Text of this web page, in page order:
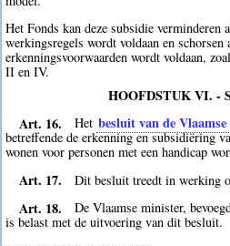
Het Fonds kan deze subsidie verminderen
werkingsregels wordt voldaan en
erkenningsvoorwaarden wordt voldaan,
II en IV.
HOOFDSTUK VI. -
Art. 16.
Het besluit van de
betreffende de erkenning en subsidiëring
wonen voor personen met een handicap
Art. 17. Dit besluit treedt in werking
Art. 18.
De Vlaamse minister,
is belast met de uitvoering van dit besluit.